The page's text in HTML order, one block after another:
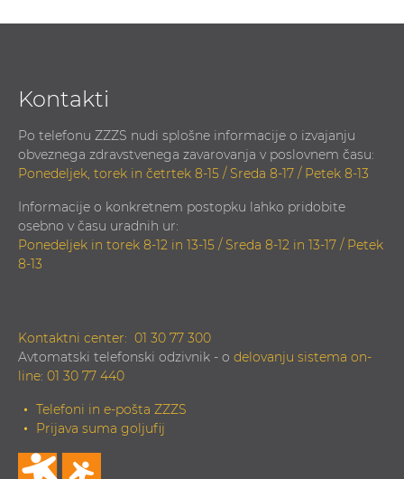
Kontakti
Po telefonu ZZZS nudi splošne informacije o izvajanju
obveznega zdravstvenega zavarovanja v poslovnem času:
Ponedeljek, torek in četrtek 8-15 / Sreda 8-17 / Petek 8-13
Informacije o konkretnem postopku lahko pridobite
osebno v času uradnih ur:
Ponedeljek in torek 8-12 in 13-15 / Sreda 8-12 in 13-17 / Petek
8-13
Kontaktni center: 01 30 77 300
Avtomatski telefonski odzivnik - o delovanju sistema on-
line: 01 30 77 440
Telefoni in e-pošta ZZZS
Prijava suma goljufij